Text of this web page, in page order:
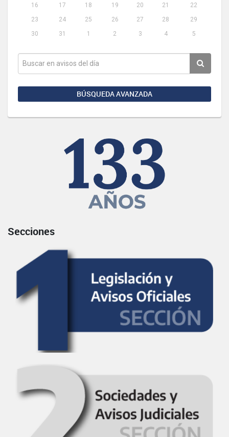
16
17 18 19 20 21
22
23
24 25 26 27 28
29
30
31 1 2 3 4 5
BÚSQUEDA AVANZADA
Secciones